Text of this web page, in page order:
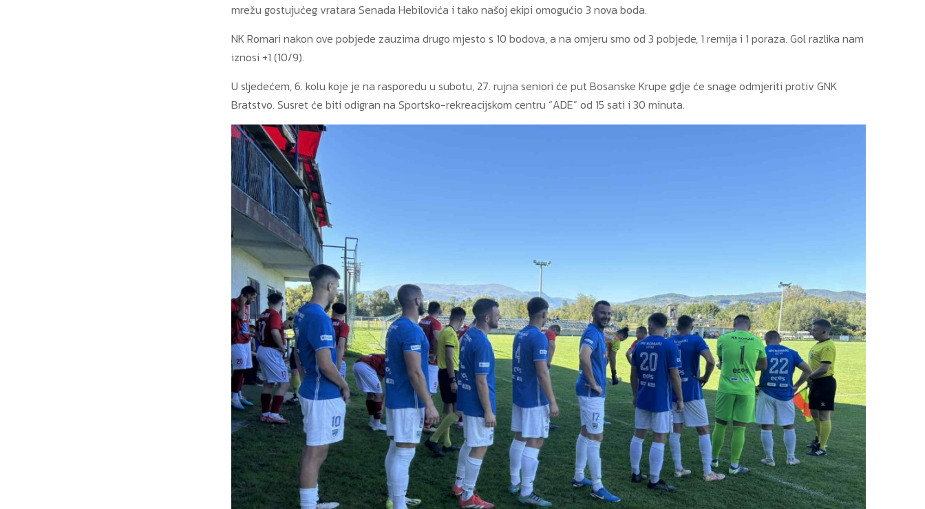
mrežu gostujućeg vratara Senada Hebilovića i tako našoj ekipi omogućio 3 nova boda.
NK Romari nakon ove pobjede zauzima drugo mjesto s 10 bodova, a na omjeru smo od 3 pobjede, 1 remija i 1 poraza. Gol razlika nam
iznosi +1 (10/9).
U sljedećem, 6. kolu koje je na rasporedu u subotu, 27. rujna seniori će put Bosanske Krupe gdje će snage odmjeriti protiv GNK
Bratstvo. Susret će biti odigran na Sportsko-rekreacijskom centru “ADE” od 15 sati i 30 minuta.